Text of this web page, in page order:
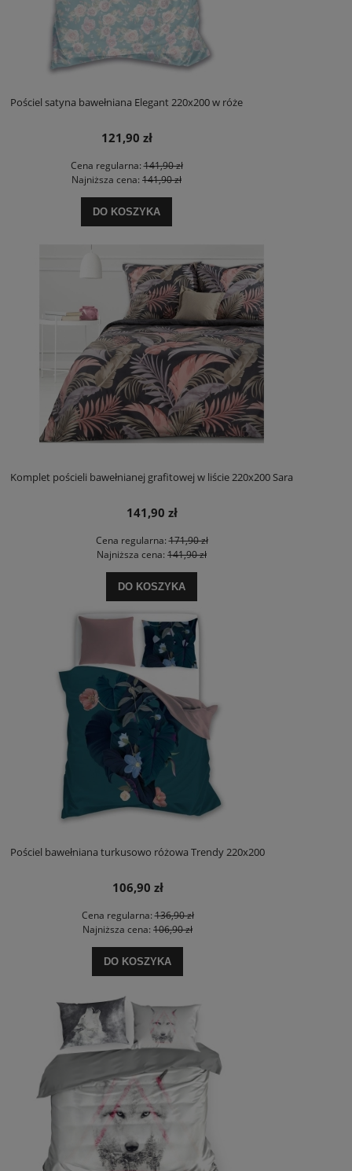
Pościel satyna bawełniana Elegant 220x200 w róże
121,90 zł
Cena regularna:141,90 zł
Najniższa cena: 141,90 zł
DO KOSZYKA
Komplet pościeli bawełnianej grafitowej w liście 220x200 Sara
141,90 zł
Cena regularna:171,90 zł
Najniższa cena: 141,90 zł
DO KOSZYKA
Pościel bawełniana turkusowo różowa Trendy 220x200
106,90 zł
Cena regularna:136,90 zł
Najniższa cena: 106,90 zł
DO KOSZYKA